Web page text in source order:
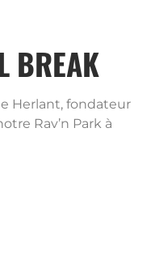
BREAK
Herlant, fondateur
Rav’n Park à